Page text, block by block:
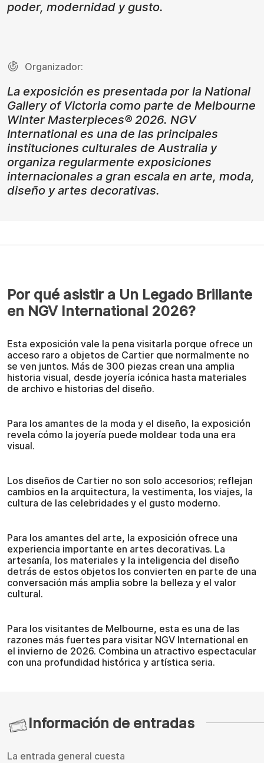
poder, modernidad y gusto.
Organizador:
La exposición es presentada por la National
Gallery of Victoria como parte de Melbourne
Winter Masterpieces® 2026. NGV
International es una de las principales
instituciones culturales de Australia y
organiza regularmente exposiciones
internacionales a gran escala en arte, moda,
diseño y artes decorativas.
Por qué asistir a Un Legado Brillante
en NGV International 2026?
Esta exposición vale la pena visitarla porque ofrece un
acceso raro a objetos de Cartier que normalmente no
se ven juntos. Más de 300 piezas crean una amplia
historia visual, desde joyería icónica hasta materiales
de archivo e historias del diseño.
Para los amantes de la moda y el diseño, la exposición
revela cómo la joyería puede moldear toda una era
visual.
Los diseños de Cartier no son solo accesorios; reflejan
cambios en la arquitectura, la vestimenta, los viajes, la
cultura de las celebridades y el gusto moderno.
Para los amantes del arte, la exposición ofrece una
experiencia importante en artes decorativas. La
artesanía, los materiales y la inteligencia del diseño
detrás de estos objetos los convierten en parte de una
conversación más amplia sobre la belleza y el valor
cultural.
Para los visitantes de Melbourne, esta es una de las
razones más fuertes para visitar NGV International en
el invierno de 2026. Combina un atractivo espectacular
con una profundidad histórica y artística seria.
Información de entradas
La entrada general cuesta